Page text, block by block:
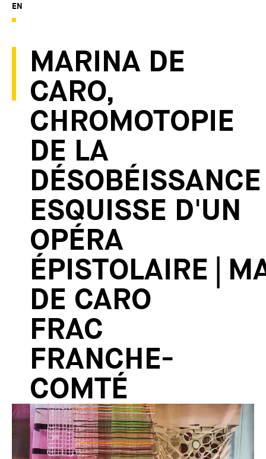
EN
MARINA DE
CARO,
CHROMOTOPIE
DE LA
DÉSOBÉISSANCE
ESQUISSE D'UN
OPÉRA
ÉPISTOLAIRE |
DE CARO
FRAC
FRANCHE-
COMTÉ